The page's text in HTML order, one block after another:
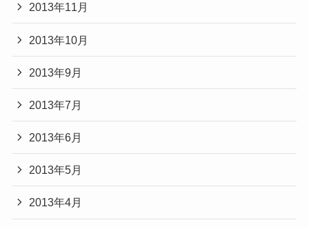
2013年11月
2013年10月
2013年9月
2013年7月
2013年6月
2013年5月
2013年4月